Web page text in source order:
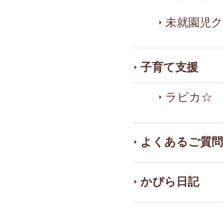
未就園児
子育て支援
ラピカ☆
よくあるご質問
かぴら日記